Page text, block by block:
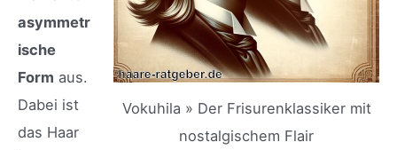
Vokuhila » Der Frisurenklassiker mit
nostalgischem Flair
asymmetr
ische
Form aus.
Dabei ist
das Haar